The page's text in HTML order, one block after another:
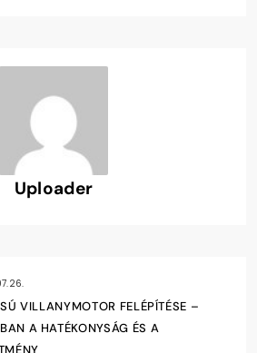
Uploader
VILLANYMOTOR FELÉPÍTÉSE –
A HATÉKONYSÁG ÉS A